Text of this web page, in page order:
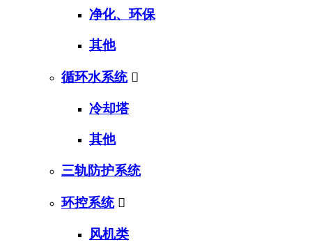
净化、环保
其他
循环水系统 
冷却塔
其他
三轨防护系统
环控系统 
风机类